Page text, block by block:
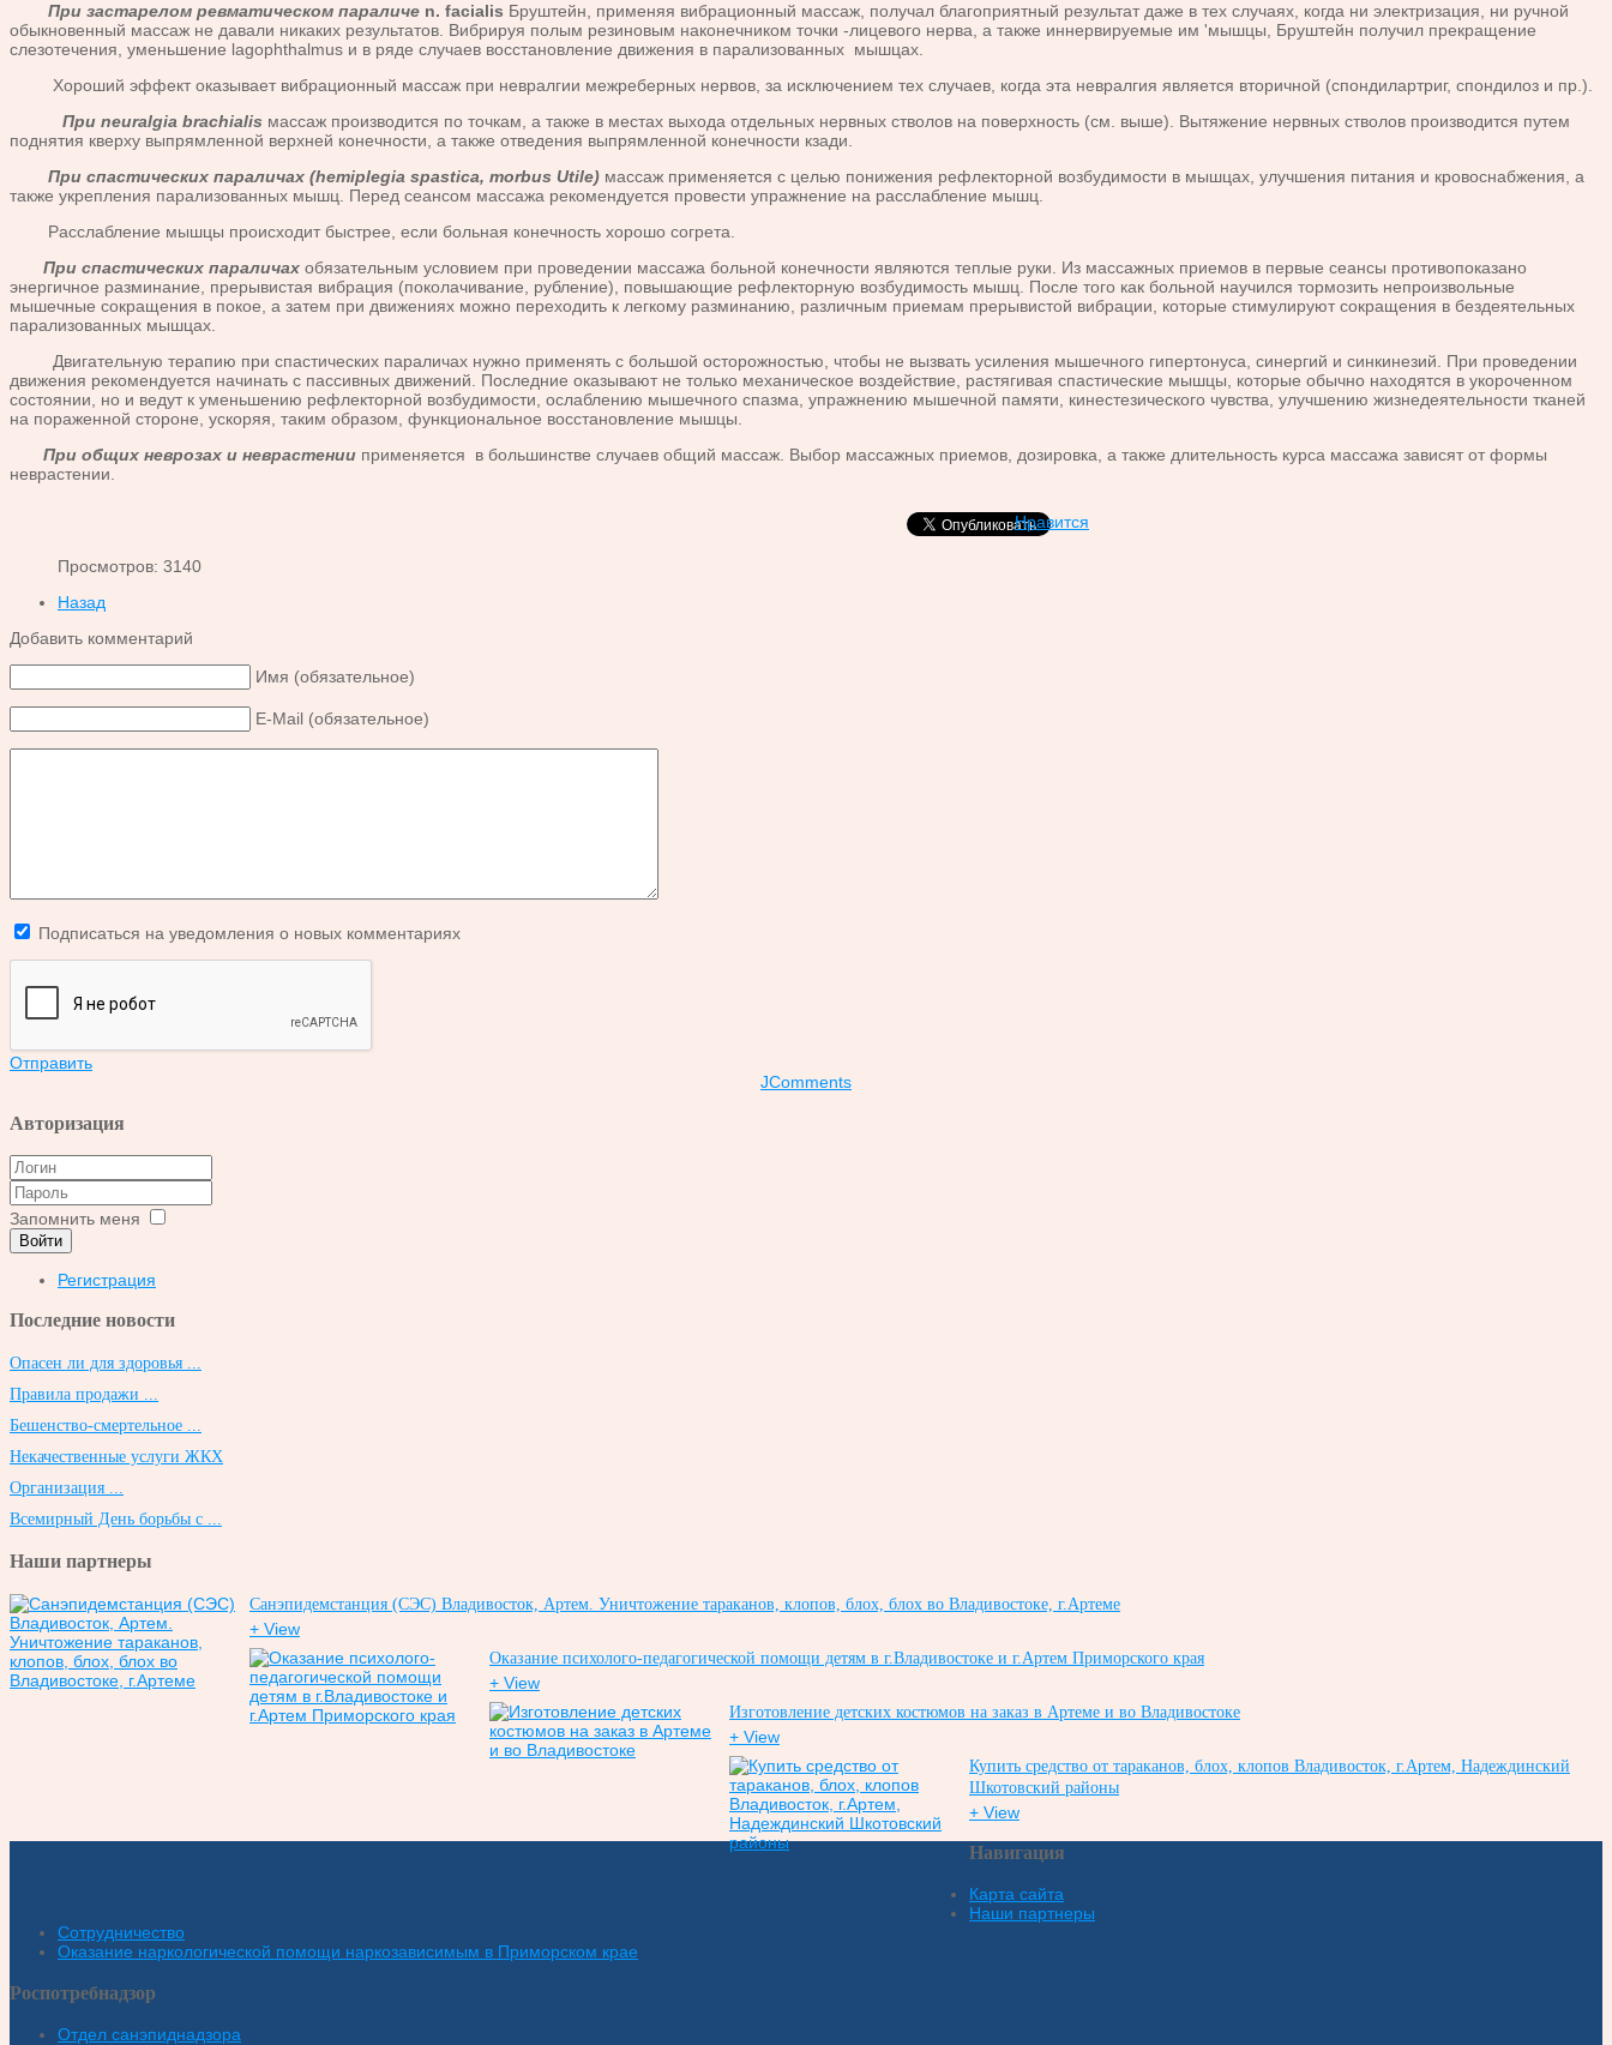
При застарелом ревматическом параличе n. facialis Бруштейн, применяя вибрационный массаж, получал благоприятный результат даже в тех случаях, когда ни электризация, ни ручной
обыкновенный массаж не давали никаких результатов. Вибрируя полым резиновым наконечником точки -лицевого нерва, а также иннервируемые им 'мышцы, Бруштейн получил прекращение
слезотечения, уменьшение lagophthalmus и в ряде случаев восстановление движения в парализованных мышцах.
Хороший эффект оказывает вибрационный массаж при невралгии межреберных нервов, за исключением тех случаев, когда эта невралгия является вторичной (спондилартриг, спондилоз и пр.).
При neuralgia brachialis массаж производится по точкам, а также в местах выхода отдельных нервных стволов на поверхность (см. выше). Вытяжение нервных стволов производится путем
поднятия кверху выпрямленной верхней конечности, а также отведения выпрямленной конечности кзади.
При спастических параличах (hemiplegia spastica, morbus Utile) массаж применяется с целью понижения рефлекторной возбудимости в мышцах, улучшения питания и кровоснабжения, а
также укрепления парализованных мышц. Перед сеансом массажа рекомендуется провести упражнение на расслабление мышц.
Расслабление мышцы происходит быстрее, если больная конечность хорошо согрета.
При спастических параличах обязательным условием при проведении массажа больной конечности являются теплые руки. Из массажных приемов в первые сеансы противопоказано
энергичное разминание, прерывистая вибрация (поколачивание, рубление), повышающие рефлекторную возбудимость мышц. После того как больной научился тормозить непроизвольные
мышечные сокращения в покое, а затем при движениях можно переходить к легкому разминанию, различным приемам прерывистой вибрации, которые стимулируют сокращения в бездеятельных
парализованных мышцах.
Двигательную терапию при спастических параличах нужно применять с большой осторожностью, чтобы не вызвать усиления мышечного гипертонуса, синергий и синкинезий. При проведении
движения рекомендуется начинать с пассивных движений. Последние оказывают не только механическое воздействие, растягивая спастические мышцы, которые обычно находятся в укороченном
состоянии, но и ведут к уменьшению рефлекторной возбудимости, ослаблению мышечного спазма, упражнению мышечной памяти, кинестезического чувства, улучшению жизнедеятельности тканей
на пораженной стороне, ускоряя, таким образом, функциональное восстановление мышцы.
При общих неврозах и неврастении применяется в большинстве случаев общий массаж. Выбор массажных приемов, дозировка, а также длительность курса массажа зависят от формы
неврастении.
Нравится
Просмотров: 3140
Назад
Добавить комментарий
Имя (обязательное)
E-Mail (обязательное)
Подписаться на уведомления о новых комментариях
Отправить
JComments
Авторизация
Запомнить меня
Войти
Регистрация
Последние новости
Опасен ли для здоровья ...
Правила продажи ...
Бешенство-смертельное ...
Некачественные услуги ЖКХ
Организация ...
Всемирный День борьбы с ...
Наши партнеры
Санэпидемстанция (СЭС) Владивосток, Артем. Уничтожение тараканов, клопов, блох, блох во Владивостоке, г.Артеме
+ View
Оказание психолого-педагогической помощи детям в г.Владивостоке и г.Артем Приморского края
+ View
Изготовление детских костюмов на заказ в Артеме и во Владивостоке
+ View
Купить средство от тараканов, блох, клопов Владивосток, г.Артем, Надеждинский
Шкотовский районы
+ View
Навигация
Карта сайта
Наши партнеры
Сотрудничество
Оказание наркологической помощи наркозависимым в Приморском крае
Роспотребнадзор
Отдел санэпиднадзора